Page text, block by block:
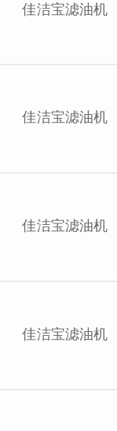
佳洁宝滤油机
佳洁宝滤油机
佳洁宝滤油机
佳洁宝滤油机